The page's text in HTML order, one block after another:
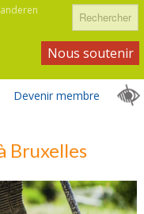
Rechercher
Nous soutenir
Devenir membre
Bruxelles